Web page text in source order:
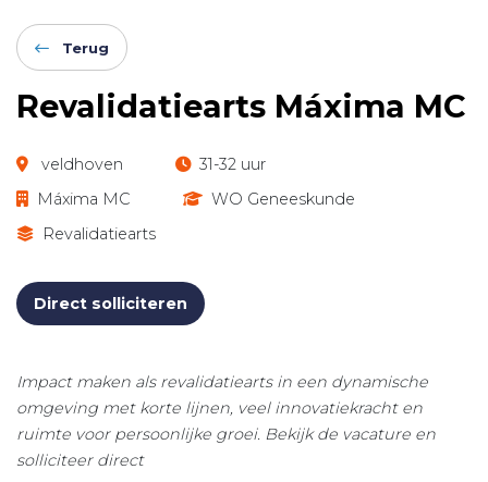
Terug
Revalidatiearts Máxima MC
veldhoven
31-32 uur
Máxima MC
WO Geneeskunde
Revalidatiearts
Direct solliciteren (opent in nieuw tabblad)
Impact maken als revalidatiearts in een dynamische
omgeving met korte lijnen, veel innovatiekracht en
ruimte voor persoonlijke groei. Bekijk de vacature en
solliciteer direct